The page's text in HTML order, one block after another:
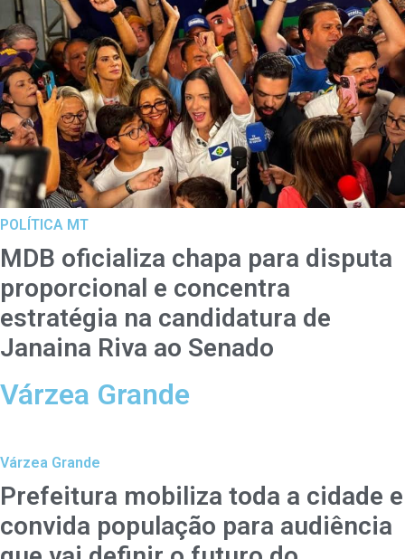
POLÍTICA MT
MDB oficializa chapa para disputa
proporcional e concentra
estratégia na candidatura de
Janaina Riva ao Senado
Várzea Grande
Várzea Grande
Prefeitura mobiliza toda a cidade e
convida população para audiência